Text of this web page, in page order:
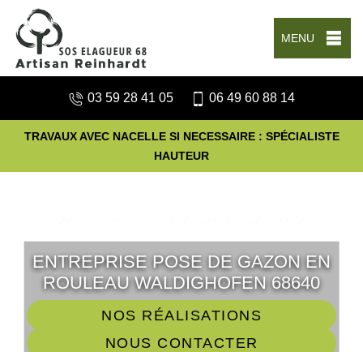
MENU
03 59 28 41 05 06 49 60 88 14
TRAVAUX AVEC NACELLE SI NECESSAIRE : SPÉCIALISTE
HAUTEUR
ENTREPRISE POSE DE GAZON EN
ROULEAU WALDIGHOFEN 68640
NOS RÉALISATIONS
NOUS CONTACTER